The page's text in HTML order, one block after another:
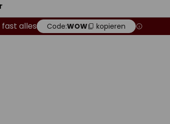
fast alles Code:WOW kopieren